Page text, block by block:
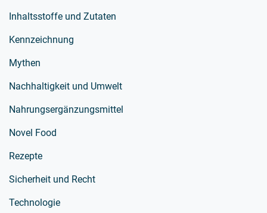
Inhaltsstoffe und Zutaten
Kennzeichnung
Mythen
Nachhaltigkeit und Umwelt
Nahrungsergänzungsmittel
Novel Food
Rezepte
Sicherheit und Recht
Technologie